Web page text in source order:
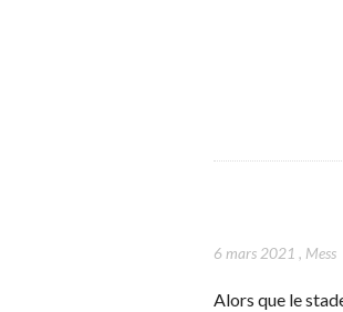
6 mars 2021 , Mess
Alors que le